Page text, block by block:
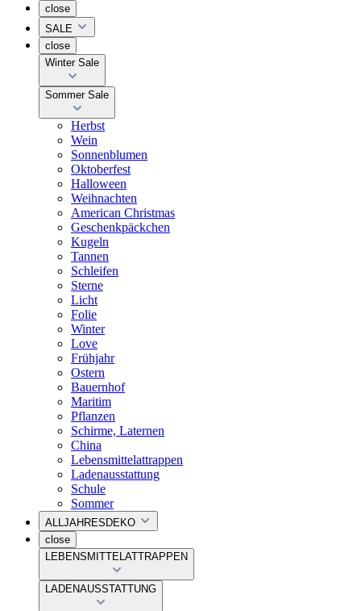
close
SALE
close
Winter Sale
Sommer Sale
Herbst
Wein
Sonnenblumen
Oktoberfest
Halloween
Weihnachten
American Christmas
Geschenkpäckchen
Kugeln
Tannen
Schleifen
Sterne
Licht
Folie
Winter
Love
Frühjahr
Ostern
Bauernhof
Maritim
Pflanzen
Schirme, Laternen
China
Lebensmittelattrappen
Ladenausstattung
Schule
Sommer
ALLJAHRESDEKO
close
LEBENSMITTELATTRAPPEN
LADENAUSSTATTUNG